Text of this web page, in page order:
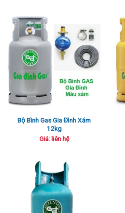
Bộ Bình Gas Gia Đình Xám
12kg
Giá: liên hệ